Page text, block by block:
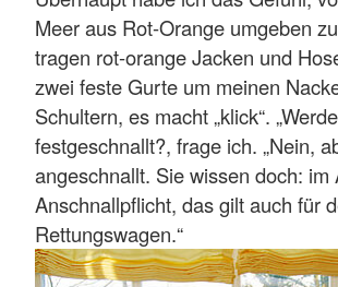
Meer aus Rot-Orange umgeben
tragen rot-orange Jacken und
zwei feste Gurte um meinen
Schultern, es macht „klick“.
festgeschnallt?, frage ich. „Nein,
angeschnallt. Sie wissen doch: im
Anschnallpflicht, das gilt auch für
Rettungswagen.“